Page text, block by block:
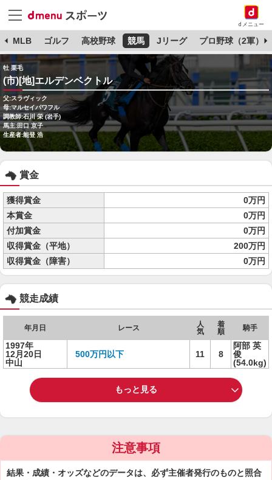
dメニュー
MLB ゴルフ 高校野球 競馬 Jリーグ プロ野球（2軍）
牡 栗毛
(市)[地]エルデンベクトル
父:スラヴィック
母:マルセイパワフル
調教師:石川 栄 (岩手)
馬主:田口 京子
生産者:能登 浩
賞金
獲得賞金
0万円
本賞金
0万円
付加賞金
0万円
収得賞金（平地）
200万円
収得賞金（障害）
0万円
競走成績
年月日 レース
人
気
着
順
騎手
1997年
12月20日
中山
500万円以下 11 8
阿部 英
俊
(54.0kg)
もっと見る
注意事項
結果・成績・オッズなどのデータは、必ず主催者発行のものと照合